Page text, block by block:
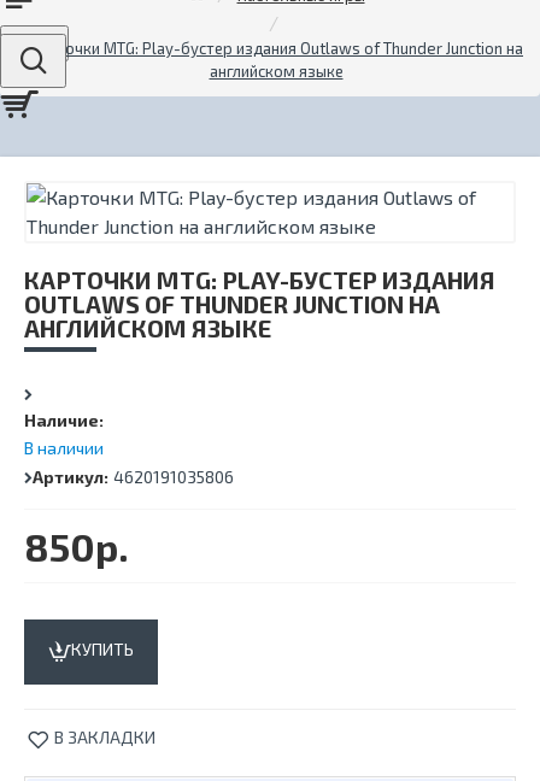
Menu
Карточки MTG: Play-бустер издания Outlaws of Thunder Junction на
английском языке
КАРТОЧКИ MTG: PLAY-БУСТЕР ИЗДАНИЯ
OUTLAWS OF THUNDER JUNCTION НА
АНГЛИЙСКОМ ЯЗЫКЕ
Наличие:
В наличии
Артикул: 4620191035806
850р.
КУПИТЬ
В ЗАКЛАДКИ